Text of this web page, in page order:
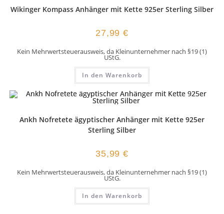
Wikinger Kompass Anhänger mit Kette 925er Sterling Silber
27,99€
Kein Mehrwertsteuerausweis, da Kleinunternehmer nach §19 (1)
UStG.
In den Warenkorb
Ankh Nofretete ägyptischer Anhänger mit Kette 925er
Sterling Silber
35,99€
Kein Mehrwertsteuerausweis, da Kleinunternehmer nach §19 (1)
UStG.
In den Warenkorb